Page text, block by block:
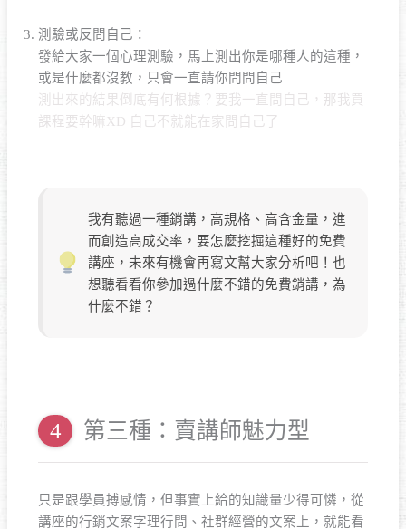
測驗或反問自己：
發給大家一個心理測驗，馬上測出你是哪種人的這種，
或是什麼都沒教，只會一直請你問問自己
測出來的結果倒底有何根據？要我一直問自己，那我買
課程要幹嘛XD 自己不就能在家問自己了
我有聽過一種銷講，高規格、高含金量，進
而創造高成交率，要怎麼挖掘這種好的免費
講座，未來有機會再寫文幫大家分析吧！也
想聽看看你參加過什麼不錯的免費銷講，為
什麼不錯？
第三種：賣講師魅力型
只是跟學員搏感情，但事實上給的知識量少得可憐，從
講座的行銷文案字理行間、社群經營的文案上，就能看